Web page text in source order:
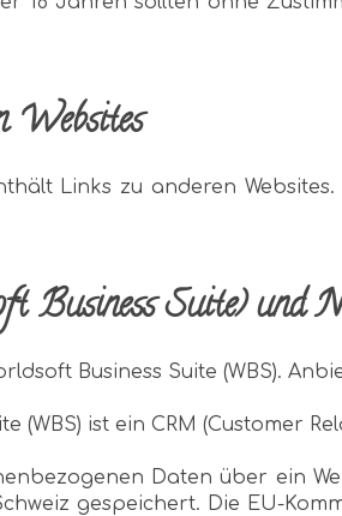
Websites
Links zu anderen
Business Suite) und
Business Suite (WBS).
(WBS) ist ein CRM
Daten über ein
gespeichert. Die EU-